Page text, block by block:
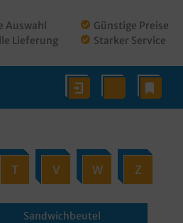
Auswahl
Lieferung
Günstige Preise
Starker Service
T V W Z
Sandwichbeutel